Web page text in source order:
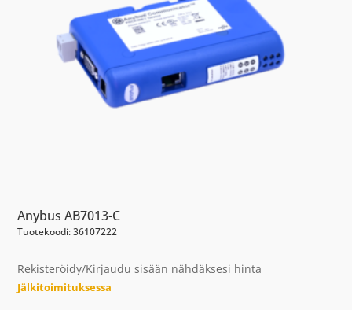
Anybus AB7013-C
Tuotekoodi: 36107222
Rekisteröidy/Kirjaudu sisään nähdäksesi hinta
Jälkitoimituksessa